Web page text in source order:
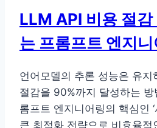
인
젝
방
어
실
전
LLM API 비용 절
는 프롬프트 엔지
언어모델의 추론 성능은 유
절감을 90%까지 달성하는
롬프트 엔지니어링의 핵심인
큰 최적화 전략으로 비효율적